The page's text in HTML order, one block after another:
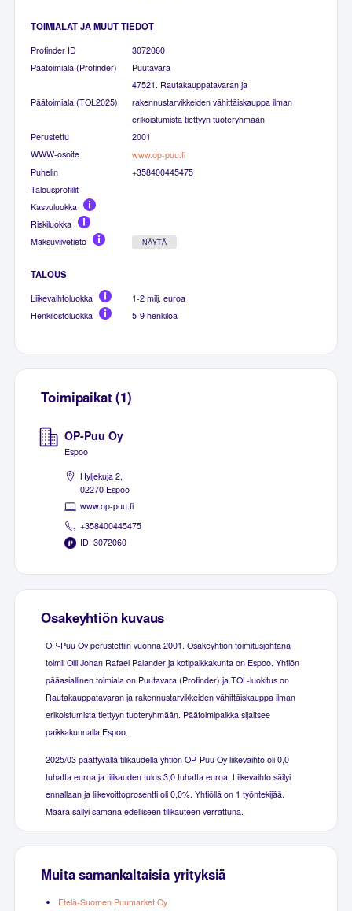
TOIMIALAT JA MUUT TIEDOT
Profinder ID
3072060
Päätoimiala (Profinder)
Puutavara
Päätoimiala (TOL2025)
47521. Rautakauppatavaran ja
rakennustarvikkeiden vähittäiskauppa ilman
erikoistumista tiettyyn tuoteryhmään
Perustettu
2001
WWW-osoite
www.op-puu.fi
Puhelin
+358400445475
Talousprofiilit
Kasvuluokka
Riskiluokka
Maksuviivetieto
NÄYTÄ
TALOUS
Liikevaihtoluokka
1-2 milj. euroa
Henkilöstöluokka
5-9 henkilöä
Toimipaikat (1)
OP-Puu Oy
Espoo
Hyljekuja 2,
02270 Espoo
www.op-puu.fi
+358400445475
ID: 3072060
Osakeyhtiön kuvaus
OP-Puu Oy perustettiin vuonna 2001. Osakeyhtiön toimitusjohtana
toimii Olli Johan Rafael Palander ja kotipaikkakunta on Espoo. Yhtiön
pääasiallinen toimiala on Puutavara (Profinder) ja TOL-luokitus on
Rautakauppatavaran ja rakennustarvikkeiden vähittäiskauppa ilman
erikoistumista tiettyyn tuoteryhmään. Päätoimipaikka sijaitsee
paikkakunnalla Espoo.
2025/03 päättyvällä tilikaudella yhtiön OP-Puu Oy liikevaihto oli 0,0
tuhatta euroa ja tilikauden tulos 3,0 tuhatta euroa. Liikevaihto säilyi
ennallaan ja liikevoittoprosentti oli 0,0%. Yhtiöllä on 1 työntekijää.
Määrä säilyi samana edelliseen tilikauteen verrattuna.
Muita samankaltaisia yrityksiä
Etelä-Suomen Puumarket Oy